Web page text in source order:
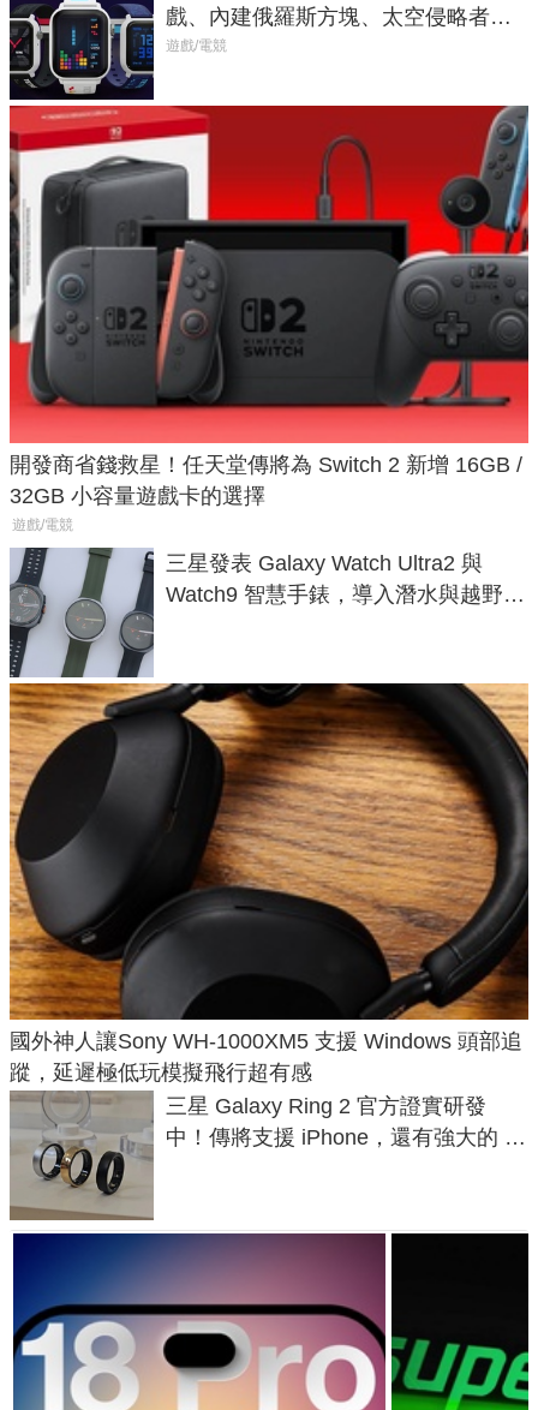
戲、內建俄羅斯方塊、太空侵略者，
不過竟然不能連手機？
遊戲/電競
開發商省錢救星！任天堂傳將為 Switch 2 新增 16GB /
32GB 小容量遊戲卡的選擇
遊戲/電競
三星發表 Galaxy Watch Ultra2 與
Watch9 智慧手錶，導入潛水與越野跑
國外神人讓Sony WH-1000XM5 支援 Windows 頭部追
蹤，延遲極低玩模擬飛行超有感
三星 Galaxy Ring 2 官方證實研發
中！傳將支援 iPhone，還有強大的 AI